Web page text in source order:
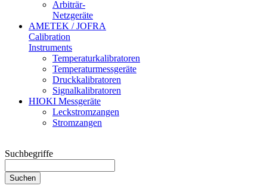
Arbiträr-
Netzgeräte
AMETEK / JOFRA
Calibration
Instruments
Temperaturkalibratoren
Temperaturmessgeräte
Druckkalibratoren
Signalkalibratoren
HIOKI Messgeräte
Leckstromzangen
Stromzangen
Suchbegriffe